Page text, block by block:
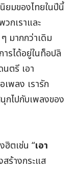
ยมของไทยในปีนี้
กเราและ
มากกว่าเดิม
รได้อยู่ในท็อปลิ
นตรี เอา
เพลง เรารัก
กไปกับเพลงของ
ตเช่น “เอา
สร้างกระแส